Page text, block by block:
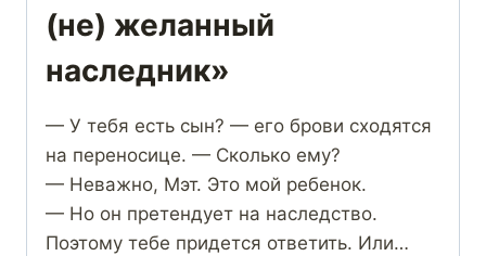
(не) желанный
наследник»
— У тебя есть сын? — его брови сходятся
на переносице. — Сколько ему?
— Неважно, Мэт. Это мой ребенок.
— Но он претендует на наследство.
Поэтому тебе придется ответить. Или…